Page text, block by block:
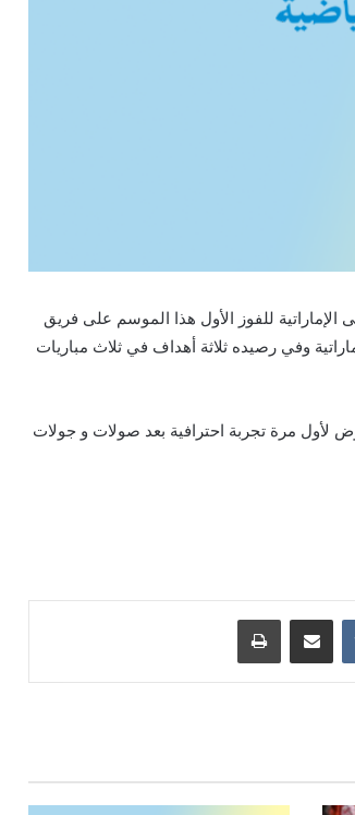
الإماراتية للفوز الأول هذا الموسم على فريق
وفي رصيده ثلاثة أهداف في ثلاث مباريات
لأول مرة تجربة احترافية بعد صولات و جولات
مشاركة عبر البريد طباعة